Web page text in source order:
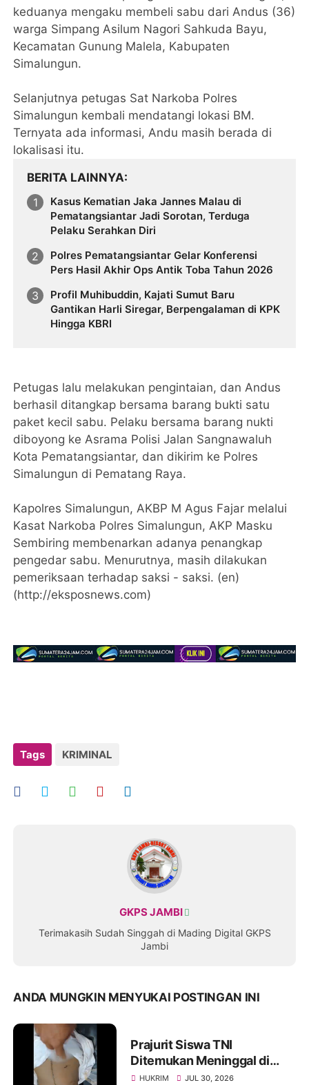
keduanya mengaku membeli sabu dari Andus (36)
warga Simpang Asilum Nagori Sahkuda Bayu,
Kecamatan Gunung Malela, Kabupaten
Simalungun.
Selanjutnya petugas Sat Narkoba Polres
Simalungun kembali mendatangi lokasi BM.
Ternyata ada informasi, Andu masih berada di
lokalisasi itu.
BERITA LAINNYA
Kasus Kematian Jaka Jannes Malau di
Pematangsiantar Jadi Sorotan, Terduga
Pelaku Serahkan Diri
Polres Pematangsiantar Gelar Konferensi
Pers Hasil Akhir Ops Antik Toba Tahun 2026
Profil Muhibuddin, Kajati Sumut Baru
Gantikan Harli Siregar, Berpengalaman di KPK
Hingga KBRI
Petugas lalu melakukan pengintaian, dan Andus
berhasil ditangkap bersama barang bukti satu
paket kecil sabu. Pelaku bersama barang nukti
diboyong ke Asrama Polisi Jalan Sangnawaluh
Kota Pematangsiantar, dan dikirim ke Polres
Simalungun di Pematang Raya.
Kapolres Simalungun, AKBP M Agus Fajar melalui
Kasat Narkoba Polres Simalungun, AKP Masku
Sembiring membenarkan adanya penangkap
pengedar sabu. Menurutnya, masih dilakukan
pemeriksaan terhadap saksi - saksi. (en)
(http://eksposnews.com)
Tags KRIMINAL
GKPS JAMBI
Terimakasih Sudah Singgah di Mading Digital GKPS
Jambi
ANDA MUNGKIN MENYUKAI POSTINGAN INI
Prajurit Siswa TNI
Ditemukan Meninggal di
Rindam I/BB, Penyelidikan
HUKRIM JUL 30, 2026